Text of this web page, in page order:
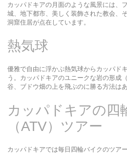
カッパドキアの月面のような風景には、
城、地下都市、美しく装飾された教会、
洞窟住居が点在しています。
熱気球
優雅で自由に浮かぶ熱気球からカッパド
う。カッパドキアのユニークな岩の形成
谷、ブドウ畑の上を飛ぶのに勝る方法はあ
カッパドキアの四
（ATV）ツアー
カッパドキアでは毎日四輪バイクのツア